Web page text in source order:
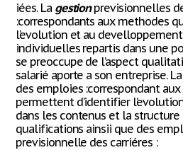
iées. La gestionprevisionnelles
:correspondants aux methodes
l’evolution et au
individuelles repartis dans une
se preoccupe de l’aspect
salarié aporte a son entreprise. La
des emploies :correspondant
permettent d’identifier
dans les contenus et la structure
qualifications ainsii que des
previsionnelle des carriéres :